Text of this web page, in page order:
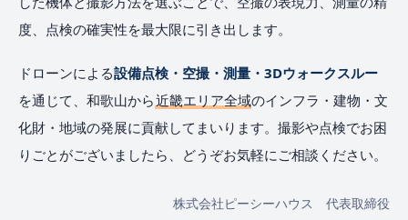
度、点検の確実性を最大限に引き出します。
ドローンによる設備点検・空撮・測量・3Dウォークスルー
を通じて、和歌山から近畿エリア全域のインフラ・建物・文
化財・地域の発展に貢献してまいります。撮影や点検でお困
りごとがございましたら、どうぞお気軽にご相談ください。
株式会社ピーシーハウス 代表取締役